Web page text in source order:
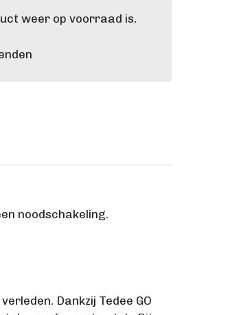
weer op voorraad is.
noodschakeling.
Dankzij Tedee GO